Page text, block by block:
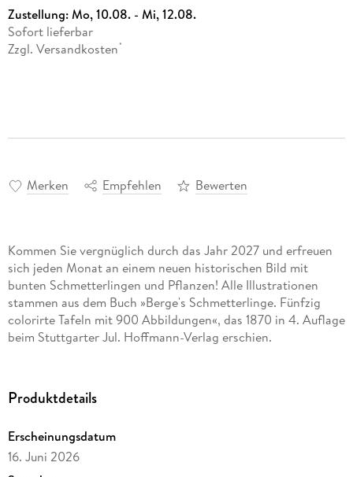
Zustellung:Mo, 10.08. - Mi, 12.08.
Sofort lieferbar
Zzgl. Versandkosten *
Merken Empfehlen Bewerten
Kommen Sie vergnüglich durch das Jahr 2027 und erfreuen
sich jeden Monat an einem neuen historischen Bild mit
bunten Schmetterlingen und Pflanzen! Alle Illustrationen
stammen aus dem Buch »Berge's Schmetterlinge. Fünfzig
colorirte Tafeln mit 900 Abbildungen«, das 1870 in 4. Auflage
beim Stuttgarter Jul. Hoffmann-Verlag erschien.
Produktdetails
Erscheinungsdatum
16. Juni 2026